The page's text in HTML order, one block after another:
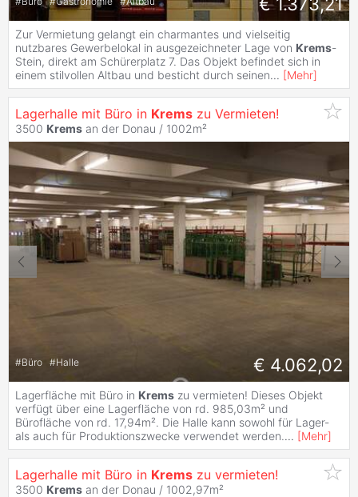
Zur Vermietung gelangt ein charmantes und vielseitig
nutzbares Gewerbelokal in ausgezeichneter Lage von Krems-
Stein, direkt am Schürerplatz 7. Das Objekt befindet sich in
einem stilvollen Altbau und besticht durch seinen... [Mehr]
Lagerhalle mit Büro in Krems zu Vermieten!
3500 Krems an der Donau / 1002m²
#Büro #Halle € 4.062,02
Lagerfläche mit Büro in Krems zu vermieten! Dieses Objekt
verfügt über eine Lagerfläche von rd. 985,03m² und
Bürofläche von rd. 17,94m². Die Halle kann sowohl für Lager-
als auch für Produktionszwecke verwendet werden.... [Mehr]
Lagerhalle mit Büro in Krems zu vermieten!
3500 Krems an der Donau / 1002,97m²